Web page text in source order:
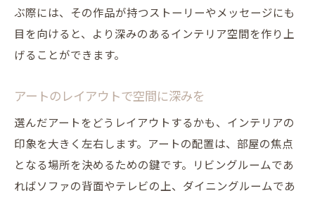
ぶ際には、その作品が持つストーリーやメッセージにも
目を向けると、より深みのあるインテリア空間を作り上
げることができます。
アートのレイアウトで空間に深みを
選んだアートをどうレイアウトするかも、インテリアの
印象を大きく左右します。アートの配置は、部屋の焦点
となる場所を決めるための鍵です。リビングルームであ
ればソファの背面やテレビの上、ダイニングルームであ